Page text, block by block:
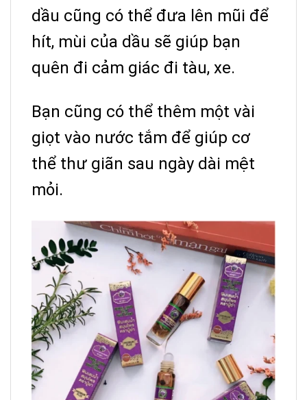
dầu cũng có thể đưa lên mũi để
hít, mùi của dầu sẽ giúp bạn
quên đi cảm giác đi tàu, xe.
Bạn cũng có thể thêm một vài
giọt vào nước tắm để giúp cơ
thể thư giãn sau ngày dài mệt
mỏi.